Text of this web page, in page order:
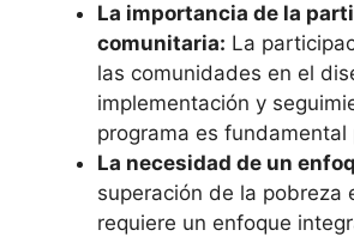
La importancia de la
comunitaria: La
las comunidades en el
implementación y
programa es fundamental
La necesidad de un
superación de la pobreza
requiere un enfoque